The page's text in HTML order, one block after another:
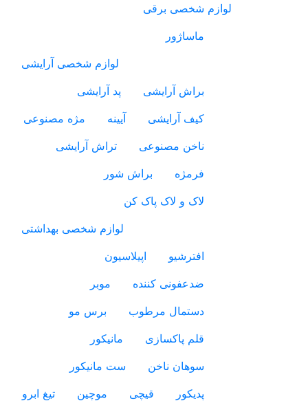
لوازم شخصی برقی
ماساژور
لوازم شخصی آرایشی
براش آرایشی
پد آرایشی
کیف آرایشی
آیینه
مژه مصنوعی
ناخن مصنوعی
تراش آرایشی
فرمژه
براش شور
لاک و لاک پاک کن
لوازم شخصی بهداشتی
افترشیو
اپیلاسیون
ضدعفونی کننده
موبر
دستمال مرطوب
برس مو
قلم پاکسازی
مانیکور
سوهان ناخن
ست مانیکور
پدیکور
قیچی موچین
تیغ ابرو